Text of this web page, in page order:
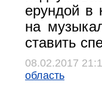
ерундой в
на
ставить
08.02.2017
область